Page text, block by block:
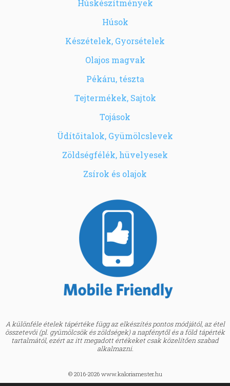
Húskészítmények
Húsok
Készételek, Gyorsételek
Olajos magvak
Pékáru, tészta
Tejtermékek, Sajtok
Tojások
Üdítőitalok, Gyümölcslevek
Zöldségfélék, hüvelyesek
Zsírok és olajok
A különféle ételek tápértéke függ az elkészítés pontos módjától, az étel
összetevői (pl. gyümölcsök és zöldségek) a napfénytől és a föld tápérték
tartalmától, ezért az itt megadott értékeket csak közelítően szabad
alkalmazni.
© 2016-2026 www.kaloriamester.hu